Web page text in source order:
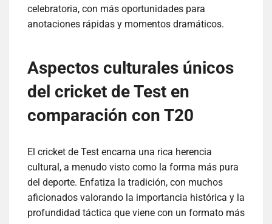
celebratoria, con más oportunidades para
anotaciones rápidas y momentos dramáticos.
Aspectos culturales únicos
del cricket de Test en
comparación con T20
El cricket de Test encarna una rica herencia
cultural, a menudo visto como la forma más pura
del deporte. Enfatiza la tradición, con muchos
aficionados valorando la importancia histórica y la
profundidad táctica que viene con un formato más